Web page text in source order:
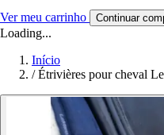
Ver meu carrinho Continuar
Loading...
Início
/ Étrivières pour cheval